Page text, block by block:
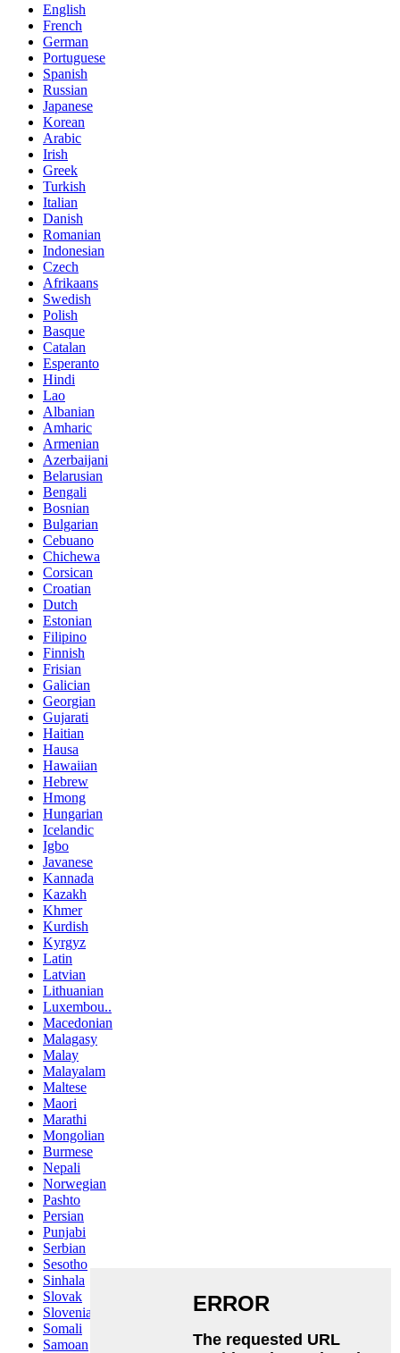
English
French
German
Portuguese
Spanish
Russian
Japanese
Korean
Arabic
Irish
Greek
Turkish
Italian
Danish
Romanian
Indonesian
Czech
Afrikaans
Swedish
Polish
Basque
Catalan
Esperanto
Hindi
Lao
Albanian
Amharic
Armenian
Azerbaijani
Belarusian
Bengali
Bosnian
Bulgarian
Cebuano
Chichewa
Corsican
Croatian
Dutch
Estonian
Filipino
Finnish
Frisian
Galician
Georgian
Gujarati
Haitian
Hausa
Hawaiian
Hebrew
Hmong
Hungarian
Icelandic
Igbo
Javanese
Kannada
Kazakh
Khmer
Kurdish
Kyrgyz
Latin
Latvian
Lithuanian
Luxembou..
Macedonian
Malagasy
Malay
Malayalam
Maltese
Maori
Marathi
Mongolian
Burmese
Nepali
Norwegian
Pashto
Persian
Punjabi
Serbian
Sesotho
Sinhala
Slovak
Slovenian
Somali
Samoan